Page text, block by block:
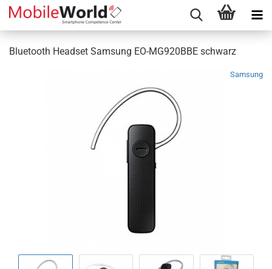
Bluetooth Headset Samsung EO-MG920BBE schwarz
Samsung